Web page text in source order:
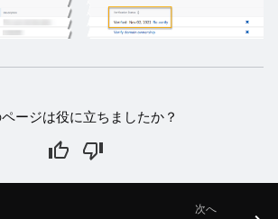
ージは役に立ちましたか？
次へ